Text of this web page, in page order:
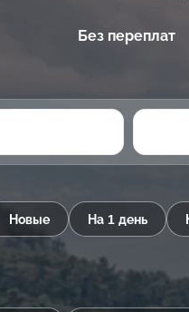
Без переплат
Новые На 1 день